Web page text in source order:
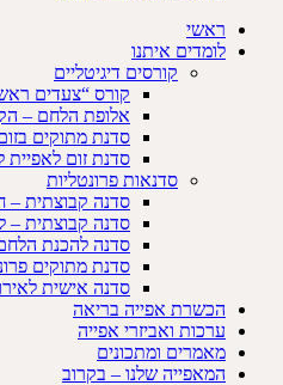
ראשי
לומדים איתנו
קורסים דיגיטליים
קורס “צעדים
אלופת הלחם –
סדנת מתוקים
סדנת זום
סדנאות פרונטליות
סדנה קבוצתית –
סדנה קבוצתית –
סדנה להכנת
סדנת מתוקים
סדנה אישית
הכשרת אפייה בריאה
ערכות ואביזרי אפייה
מאמרים ומתכונים
המאפייה שלנו – בקרוב